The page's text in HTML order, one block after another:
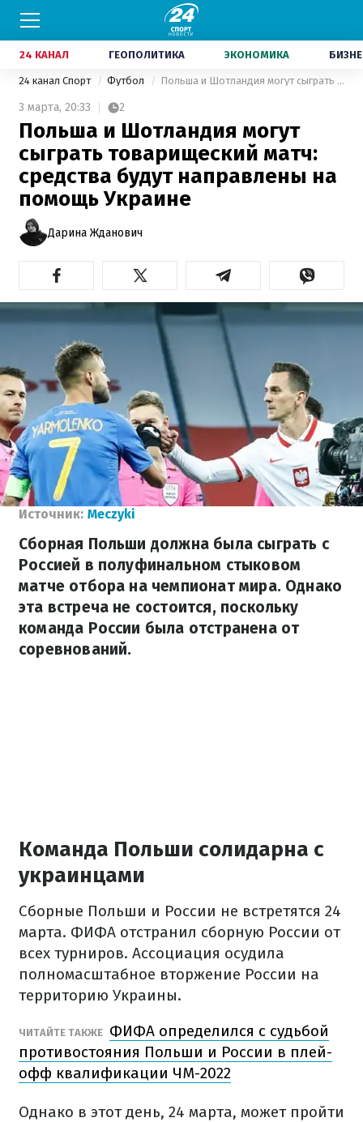
24 КАНАЛ ГЕОПОЛИТИКА ЭКОНОМИКА
24 канал Спорт Футбол Польша и Шотландия могут сыграть товарищеский матч: средства будут направлены на помощь Украине
3 марта, 20:33 2
Польша и Шотландия могут
сыграть товарищеский матч:
средства будут направлены на
помощь Украине
Дарина Жданович
Источник: Meczyki
Сборная Польши должна была сыграть с
Россией в полуфинальном стыковом
матче отбора на чемпионат мира. Однако
эта встреча не состоится, поскольку
команда России была отстранена от
соревнований.
Команда Польши солидарна с
украинцами
Сборные Польши и России не встретятся 24
марта. ФИФА отстранил сборную России от
всех турниров. Ассоциация осудила
полномасштабное вторжение России на
территорию Украины.
ЧИТАЙТЕ ТАКЖЕ ФИФА определился с судьбой
противостояния Польши и России в плей-
офф квалификации ЧМ-2022
Однако в этот день, 24 марта, может пройти